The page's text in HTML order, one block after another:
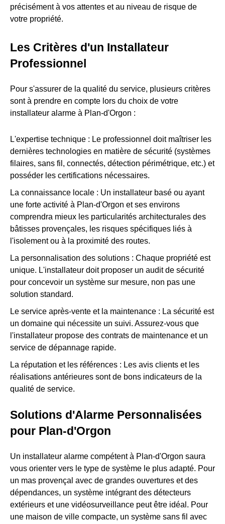
précisément à vos attentes et au niveau de risque de
votre propriété.
Les Critères d'un Installateur
Professionnel
Pour s'assurer de la qualité du service, plusieurs critères
sont à prendre en compte lors du choix de votre
installateur alarme à Plan-d'Orgon :
L'expertise technique : Le professionnel doit maîtriser les
dernières technologies en matière de sécurité (systèmes
filaires, sans fil, connectés, détection périmétrique, etc.) et
posséder les certifications nécessaires.
La connaissance locale : Un installateur basé ou ayant
une forte activité à Plan-d'Orgon et ses environs
comprendra mieux les particularités architecturales des
bâtisses provençales, les risques spécifiques liés à
l'isolement ou à la proximité des routes.
La personnalisation des solutions : Chaque propriété est
unique. L'installateur doit proposer un audit de sécurité
pour concevoir un système sur mesure, non pas une
solution standard.
Le service après-vente et la maintenance : La sécurité est
un domaine qui nécessite un suivi. Assurez-vous que
l'installateur propose des contrats de maintenance et un
service de dépannage rapide.
La réputation et les références : Les avis clients et les
réalisations antérieures sont de bons indicateurs de la
qualité de service.
Solutions d'Alarme Personnalisées
pour Plan-d'Orgon
Un installateur alarme compétent à Plan-d'Orgon saura
vous orienter vers le type de système le plus adapté. Pour
un mas provençal avec de grandes ouvertures et des
dépendances, un système intégrant des détecteurs
extérieurs et une vidéosurveillance peut être idéal. Pour
une maison de ville compacte, un système sans fil avec